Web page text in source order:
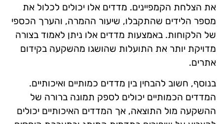
את הצלחת הקמפיינים. מדדים אלו יכולים לכלול את
מספר הלידים שהתקבלו, שיעור ההמרה, והערך הכספי
של הלקוחות. באמצעות מדדים אלו ניתן לאמוד בצורה
מדויקת יותר את התועלות שהושגו מהשקעה בקידום
אתרים.
בנוסף, חשוב להבחין בין מדדים כמותיים ואיכותיים.
המדדים הכמותיים יכולים לספק תמונה ברורה של
ההשקעה מול התוצאה, אך המדדים האיכותיים יכולים